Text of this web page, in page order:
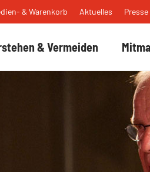
& Vermeiden
& Warenkorb Aktuelles Presse